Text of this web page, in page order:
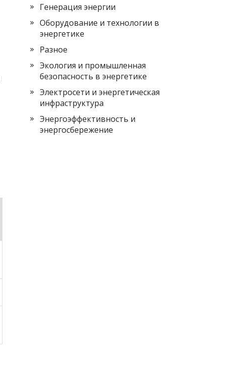
Генерация энергии
Оборудование и технологии в
энергетике
Разное
Экология и промышленная
безопасность в энергетике
Электросети и энергетическая
инфраструктура
Энергоэффективность и
энергосбережение